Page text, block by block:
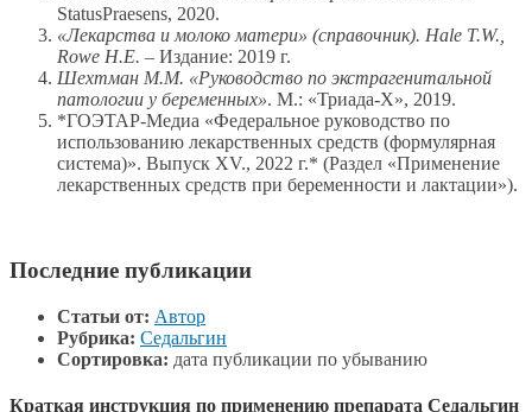
StatusPraesens, 2020.
«Лекарства и молоко матери» (справочник). Hale T.W.,
Rowe H.E. – Издание: 2019 г.
Шехтман М.М. «Руководство по экстрагенитальной
патологии у беременных». М.: «Триада-Х», 2019.
*ГОЭТАР-Медиа «Федеральное руководство по
использованию лекарственных средств (формулярная
система)». Выпуск XV., 2022 г.* (Раздел «Применение
лекарственных средств при беременности и лактации»).
Последние публикации
Статьи от: Автор
Рубрика: Седальгин
Сортировка: дата публикации по убыванию
Краткая инструкция по применению препарата Седальгин